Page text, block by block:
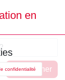
en
Rechercher
confidentialité